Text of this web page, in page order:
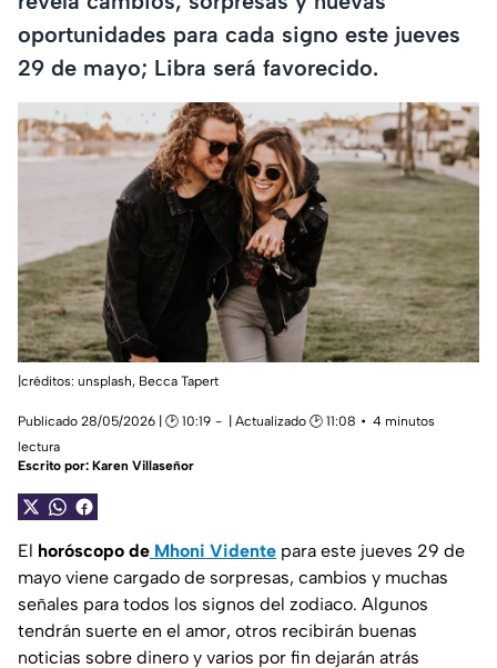
oportunidades para cada signo este jueves
29 de mayo; Libra será favorecido.
|créditos: unsplash, Becca Tapert
Publicado 28/05/2026 | 🕑 10:19 | Actualizado 🕑 11:08
4 minutos
lectura
Escrito por: Karen Villaseñor
El horóscopo de Mhoni Vidente para este jueves 29 de
mayo viene cargado de sorpresas, cambios y muchas
señales para todos los signos del zodiaco. Algunos
tendrán suerte en el amor, otros recibirán buenas
noticias sobre dinero y varios por fin dejarán atrás